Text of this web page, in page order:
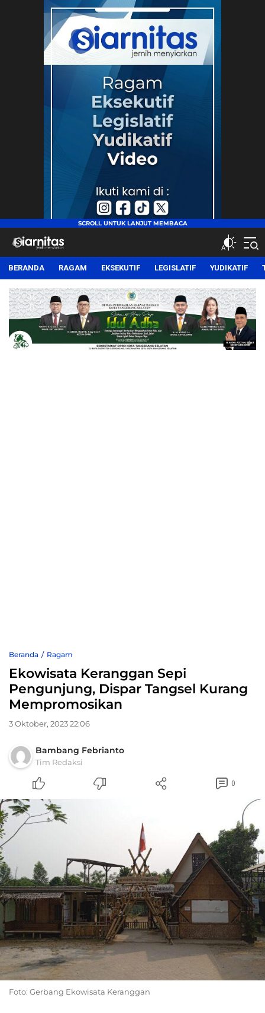
siarnitas
Jernih Menyiarkan
BERANDA RAGAM EKSEKUTIF LEGISLATIF YUDIKATIF
Beranda Ragam
Ekowisata Keranggan Sepi
Pengunjung, Dispar Tangsel Kurang
Mempromosikan
3 Oktober, 2023 22:06
Bambang Febrianto
Tim Redaksi
0
Foto: Gerbang Ekowisata Keranggan